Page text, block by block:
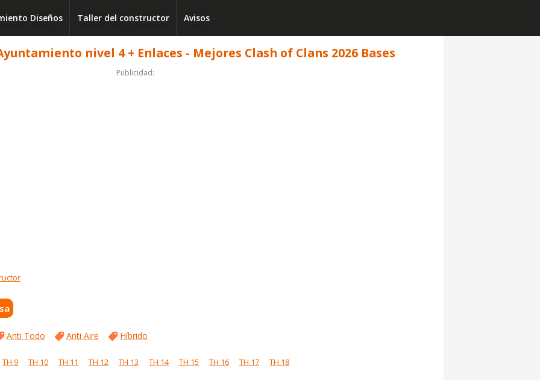
Diseños Taller del constructor Avisos
nivel 4 + Enlaces - Mejores Clash of Clans 2026 Bases
Publicidad:
Anti Todo Anti Aire Híbrido
TH 9 TH 10 TH 11 TH 12 TH 13 TH 14 TH 15 TH 16 TH 17 TH 18